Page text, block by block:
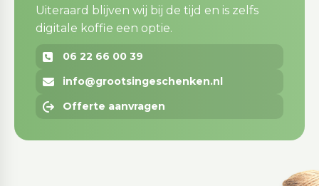
Uiteraard blijven wij bij de tijd en is zelfs
digitale koffie een optie.
06 22 66 00 39
info@grootsingeschenken.nl
Offerte aanvragen